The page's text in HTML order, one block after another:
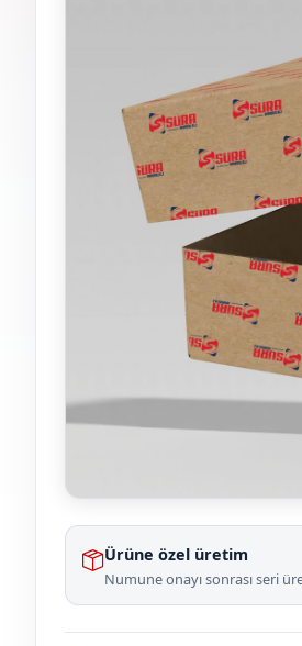
Ürüne özel üretim
Numune onayı sonrası seri